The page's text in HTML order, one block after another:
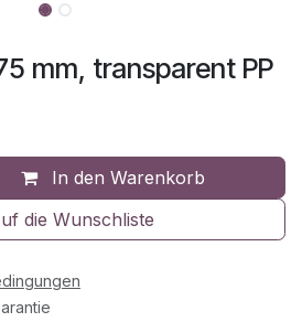
mm, transparent PP
In den Warenkorb
die Wunschliste